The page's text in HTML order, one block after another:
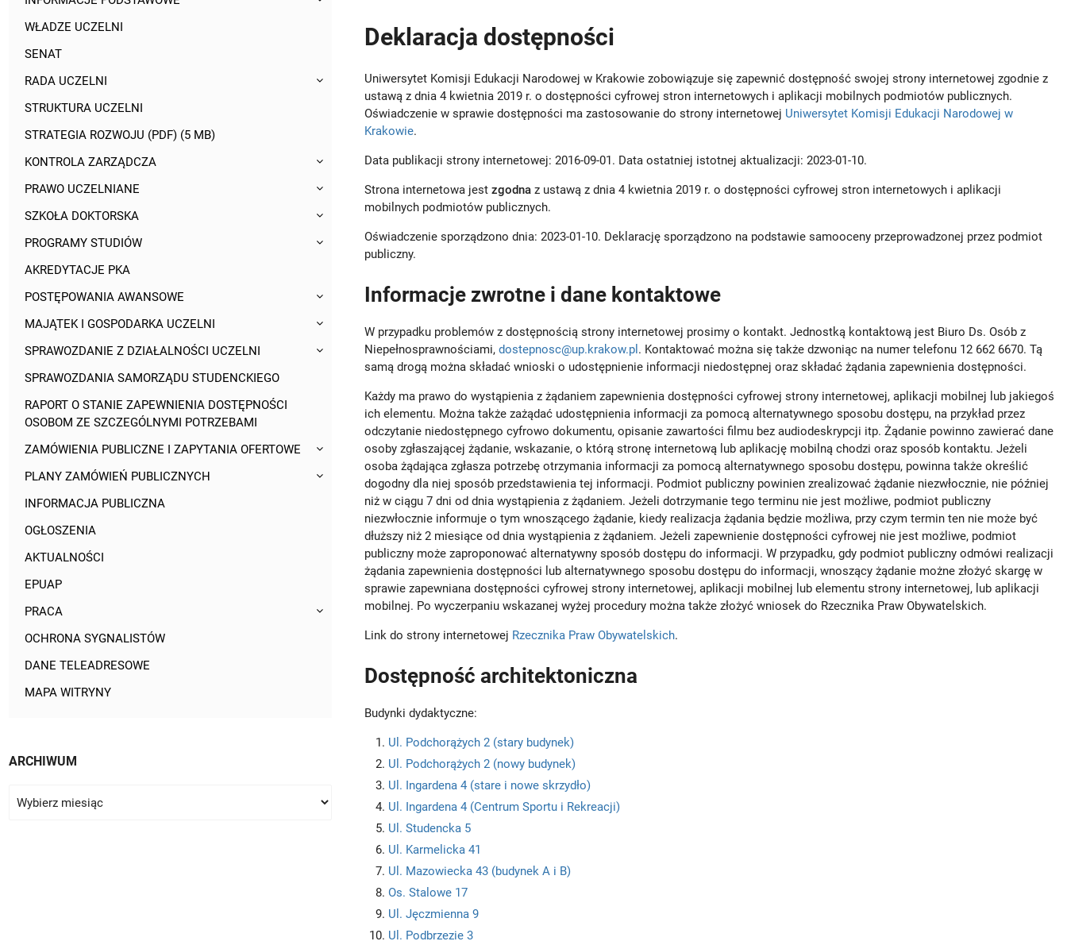
WŁADZE UCZELNI
SENAT
RADA UCZELNI
STRUKTURA UCZELNI
STRATEGIA ROZWOJU (PDF) (5 MB)
KONTROLA ZARZĄDCZA
PRAWO UCZELNIANE
SZKOŁA DOKTORSKA
PROGRAMY STUDIÓW
AKREDYTACJE PKA
POSTĘPOWANIA AWANSOWE
MAJĄTEK I GOSPODARKA UCZELNI
SPRAWOZDANIE Z DZIAŁALNOŚCI UCZELNI
SPRAWOZDANIA SAMORZĄDU STUDENCKIEGO
RAPORT O STANIE ZAPEWNIENIA DOSTĘPNOŚCI
OSOBOM ZE SZCZEGÓLNYMI POTRZEBAMI
ZAMÓWIENIA PUBLICZNE I ZAPYTANIA OFERTOWE
PLANY ZAMÓWIEŃ PUBLICZNYCH
INFORMACJA PUBLICZNA
OGŁOSZENIA
AKTUALNOŚCI
EPUAP
PRACA
OCHRONA SYGNALISTÓW
DANE TELEADRESOWE
MAPA WITRYNY
ARCHIWUM
Deklaracja dostępności
Uniwersytet Komisji Edukacji Narodowej w Krakowie zobowiązuje się zapewnić dostępność swojej strony internetowej zgodnie z
ustawą z dnia 4 kwietnia 2019 r. o dostępności cyfrowej stron internetowych i aplikacji mobilnych podmiotów publicznych.
Oświadczenie w sprawie dostępności ma zastosowanie do strony internetowej Uniwersytet Komisji Edukacji Narodowej w
Krakowie.
Data publikacji strony internetowej:2016-09-01. Data ostatniej istotnej aktualizacji:2023-01-10.
Strona internetowa jestzgodna z ustawą z dnia 4 kwietnia 2019 r. o dostępności cyfrowej stron internetowych i aplikacji
mobilnych podmiotów publicznych.
Oświadczenie sporządzono dnia:2023-01-10. Deklarację sporządzono na podstawie samooceny przeprowadzonej przez podmiot
publiczny.
Informacje zwrotne i dane kontaktowe
W przypadku problemów z dostępnością strony internetowej prosimy o kontakt. Jednostką kontaktową jest Biuro Ds. Osób z
Niepełnosprawnościami,dostepnosc@up.krakow.pl . Kontaktować można się także dzwoniąc na numer telefonu 12 662 6670. Tą
samą drogą można składać wnioski o udostępnienie informacji niedostępnej oraz składać żądania zapewnienia dostępności.
Każdy ma prawo do wystąpienia z żądaniem zapewnienia dostępności cyfrowej strony internetowej, aplikacji mobilnej lub jakiegoś
ich elementu. Można także zażądać udostępnienia informacji za pomocą alternatywnego sposobu dostępu, na przykład przez
odczytanie niedostępnego cyfrowo dokumentu, opisanie zawartości filmu bez audiodeskrypcji itp. Żądanie powinno zawierać dane
osoby zgłaszającej żądanie, wskazanie, o którą stronę internetową lub aplikację mobilną chodzi oraz sposób kontaktu. Jeżeli
osoba żądająca zgłasza potrzebę otrzymania informacji za pomocą alternatywnego sposobu dostępu, powinna także określić
dogodny dla niej sposób przedstawienia tej informacji. Podmiot publiczny powinien zrealizować żądanie niezwłocznie, nie później
niż w ciągu 7 dni od dnia wystąpienia z żądaniem. Jeżeli dotrzymanie tego terminu nie jest możliwe, podmiot publiczny
niezwłocznie informuje o tym wnoszącego żądanie, kiedy realizacja żądania będzie możliwa, przy czym termin ten nie może być
dłuższy niż 2 miesiące od dnia wystąpienia z żądaniem. Jeżeli zapewnienie dostępności cyfrowej nie jest możliwe, podmiot
publiczny może zaproponować alternatywny sposób dostępu do informacji. W przypadku, gdy podmiot publiczny odmówi realizacji
żądania zapewnienia dostępności lub alternatywnego sposobu dostępu do informacji, wnoszący żądanie możne złożyć skargę w
sprawie zapewniana dostępności cyfrowej strony internetowej, aplikacji mobilnej lub elementu strony internetowej, lub aplikacji
mobilnej. Po wyczerpaniu wskazanej wyżej procedury można także złożyć wniosek do Rzecznika Praw Obywatelskich.
Link do strony internetowej Rzecznika Praw Obywatelskich.
Dostępność architektoniczna
Budynki dydaktyczne:
Ul. Podchorążych 2 (stary budynek)
Ul. Podchorążych 2 (nowy budynek)
Ul. Ingardena 4 (stare i nowe skrzydło)
Ul. Ingardena 4 (Centrum Sportu i Rekreacji)
Ul. Studencka 5
Ul. Karmelicka 41
Ul. Mazowiecka 43 (budynek A i B)
Os. Stalowe 17
Ul. Jęczmienna 9
Ul. Podbrzezie 3